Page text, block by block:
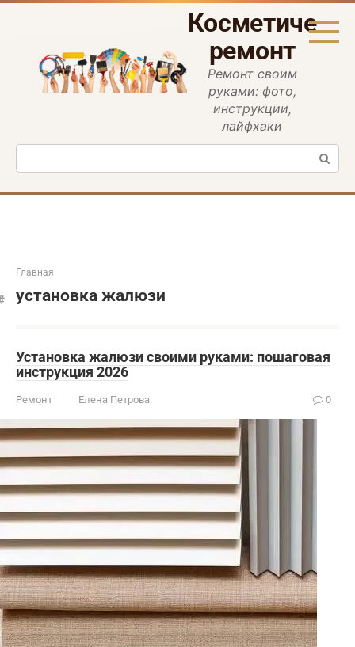
Перейти
ремонт
Ремонт своим
руками: фото,
инструкции,
лайфхаки
Поиск:
Главная
установка жалюзи
Установка жалюзи своими руками: пошаговая
инструкция 2026
Ремонт Елена Петрова 0